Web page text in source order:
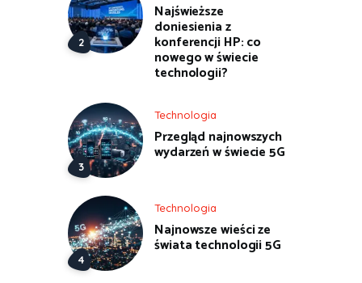
Najświeższe
doniesienia z
konferencji HP: co
nowego w świecie
technologii?
Technologia
Przegląd najnowszych
wydarzeń w świecie 5G
Technologia
Najnowsze wieści ze
świata technologii 5G